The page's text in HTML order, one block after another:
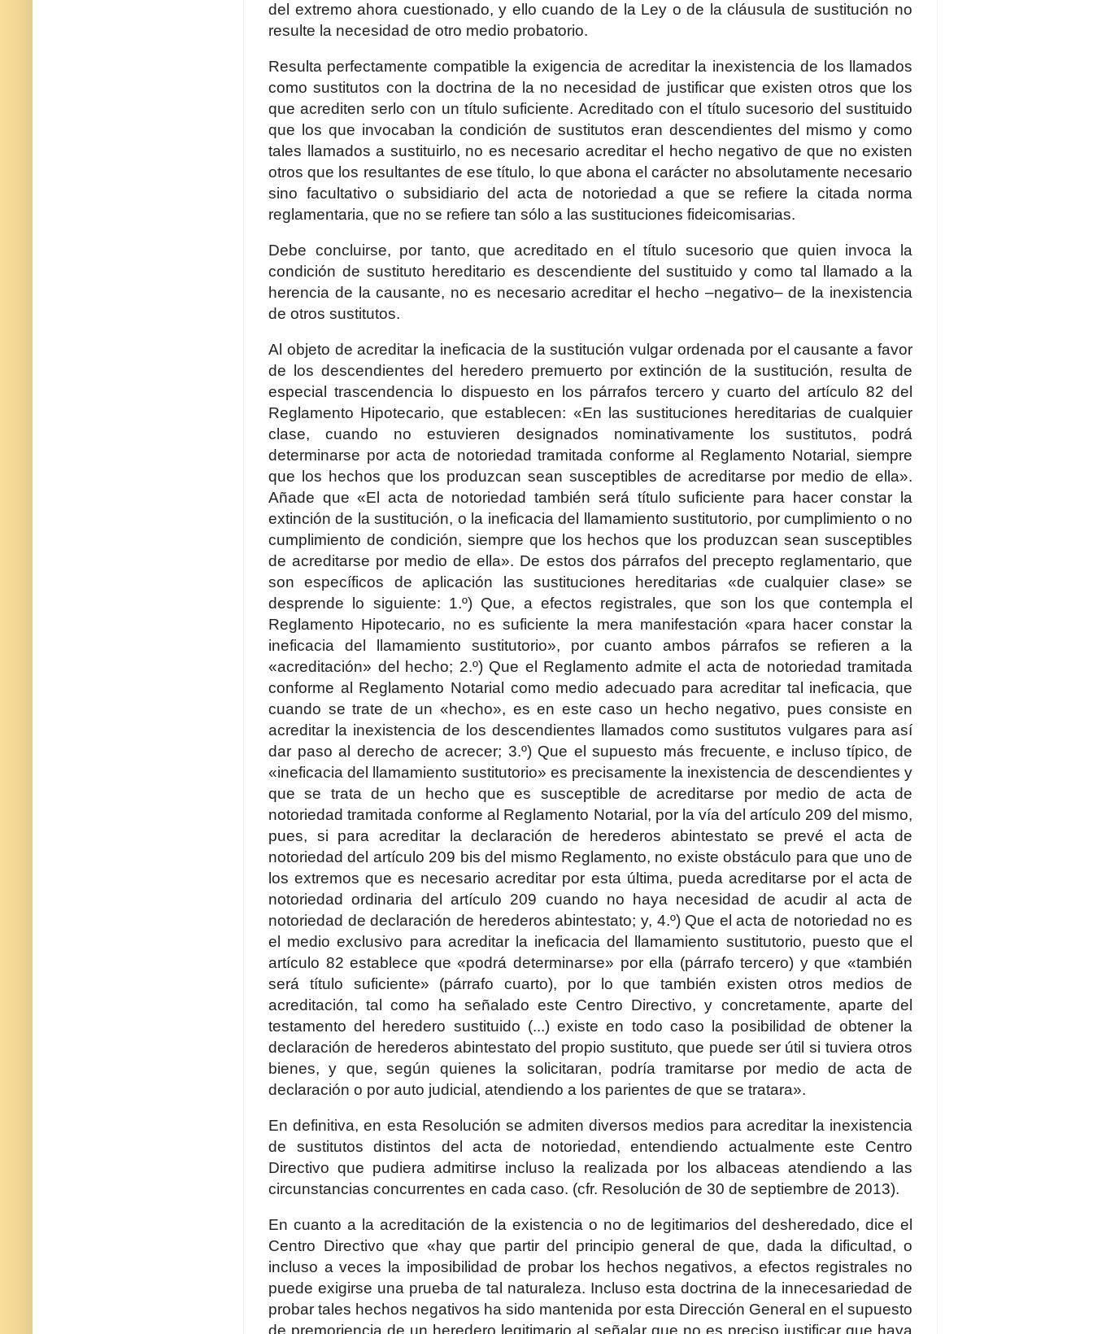
del extremo ahora cuestionado, y ello cuando de la Ley o de la cláusula de sustitución no
resulte la necesidad de otro medio probatorio.
Resulta perfectamente compatible la exigencia de acreditar la inexistencia de los llamados
como sustitutos con la doctrina de la no necesidad de justificar que existen otros que los
que acrediten serlo con un título suficiente. Acreditado con el título sucesorio del sustituido
que los que invocaban la condición de sustitutos eran descendientes del mismo y como
tales llamados a sustituirlo, no es necesario acreditar el hecho negativo de que no existen
otros que los resultantes de ese título, lo que abona el carácter no absolutamente necesario
sino facultativo o subsidiario del acta de notoriedad a que se refiere la citada norma
reglamentaria, que no se refiere tan sólo a las sustituciones fideicomisarias.
Debe concluirse, por tanto, que acreditado en el título sucesorio que quien invoca la
condición de sustituto hereditario es descendiente del sustituido y como tal llamado a la
herencia de la causante, no es necesario acreditar el hecho –negativo– de la inexistencia
de otros sustitutos.
Al objeto de acreditar la ineficacia de la sustitución vulgar ordenada por el causante a favor
de los descendientes del heredero premuerto por extinción de la sustitución, resulta de
especial trascendencia lo dispuesto en los párrafos tercero y cuarto del artículo 82 del
Reglamento Hipotecario, que establecen: «En las sustituciones hereditarias de cualquier
clase, cuando no estuvieren designados nominativamente los sustitutos, podrá
determinarse por acta de notoriedad tramitada conforme al Reglamento Notarial, siempre
que los hechos que los produzcan sean susceptibles de acreditarse por medio de ella».
Añade que «El acta de notoriedad también será título suficiente para hacer constar la
extinción de la sustitución, o la ineficacia del llamamiento sustitutorio, por cumplimiento o no
cumplimiento de condición, siempre que los hechos que los produzcan sean susceptibles
de acreditarse por medio de ella». De estos dos párrafos del precepto reglamentario, que
son específicos de aplicación las sustituciones hereditarias «de cualquier clase» se
desprende lo siguiente: 1.º) Que, a efectos registrales, que son los que contempla el
Reglamento Hipotecario, no es suficiente la mera manifestación «para hacer constar la
ineficacia del llamamiento sustitutorio», por cuanto ambos párrafos se refieren a la
«acreditación» del hecho; 2.º) Que el Reglamento admite el acta de notoriedad tramitada
conforme al Reglamento Notarial como medio adecuado para acreditar tal ineficacia, que
cuando se trate de un «hecho», es en este caso un hecho negativo, pues consiste en
acreditar la inexistencia de los descendientes llamados como sustitutos vulgares para así
dar paso al derecho de acrecer; 3.º) Que el supuesto más frecuente, e incluso típico, de
«ineficacia del llamamiento sustitutorio» es precisamente la inexistencia de descendientes y
que se trata de un hecho que es susceptible de acreditarse por medio de acta de
notoriedad tramitada conforme al Reglamento Notarial, por la vía del artículo 209 del mismo,
pues, si para acreditar la declaración de herederos abintestato se prevé el acta de
notoriedad del artículo 209 bis del mismo Reglamento, no existe obstáculo para que uno de
los extremos que es necesario acreditar por esta última, pueda acreditarse por el acta de
notoriedad ordinaria del artículo 209 cuando no haya necesidad de acudir al acta de
notoriedad de declaración de herederos abintestato; y, 4.º) Que el acta de notoriedad no es
el medio exclusivo para acreditar la ineficacia del llamamiento sustitutorio, puesto que el
artículo 82 establece que «podrá determinarse» por ella (párrafo tercero) y que «también
será título suficiente» (párrafo cuarto), por lo que también existen otros medios de
acreditación, tal como ha señalado este Centro Directivo, y concretamente, aparte del
testamento del heredero sustituido (...) existe en todo caso la posibilidad de obtener la
declaración de herederos abintestato del propio sustituto, que puede ser útil si tuviera otros
bienes, y que, según quienes la solicitaran, podría tramitarse por medio de acta de
declaración o por auto judicial, atendiendo a los parientes de que se tratara».
En definitiva, en esta Resolución se admiten diversos medios para acreditar la inexistencia
de sustitutos distintos del acta de notoriedad, entendiendo actualmente este Centro
Directivo que pudiera admitirse incluso la realizada por los albaceas atendiendo a las
circunstancias concurrentes en cada caso. (cfr. Resolución de 30 de septiembre de 2013).
En cuanto a la acreditación de la existencia o no de legitimarios del desheredado, dice el
Centro Directivo que «hay que partir del principio general de que, dada la dificultad, o
incluso a veces la imposibilidad de probar los hechos negativos, a efectos registrales no
puede exigirse una prueba de tal naturaleza. Incluso esta doctrina de la innecesariedad de
probar tales hechos negativos ha sido mantenida por esta Dirección General en el supuesto
de premoriencia de un heredero legitimario al señalar que no es preciso justificar que haya